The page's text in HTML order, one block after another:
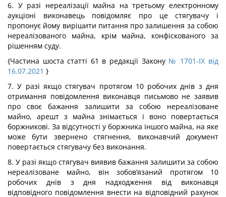
6. У разі нереалізації майна на третьому електронному
аукціоні виконавець повідомляє про це стягувачу і
пропонує йому вирішити питання про залишення за собою
нереалізованого майна, крім майна, конфіскованого за
рішенням суду.
{Частина шоста статті 61 в редакції Закону № 1701-IX від
16.07.2021 }
7. У разі якщо стягувач протягом 10 робочих днів з дня
отримання повідомлення виконавця письмово не заявив
про своє бажання залишити за собою нереалізоване
майно, арешт з майна знімається і воно повертається
боржникові. За відсутності у боржника іншого майна, на яке
може бути звернено стягнення, виконавчий документ
повертається стягувачу без виконання.
8. У разі якщо стягувач виявив бажання залишити за собою
нереалізоване майно, він зобов’язаний протягом 10
робочих днів з дня надходження від виконавця
відповідного повідомлення внести на відповідний рахунок